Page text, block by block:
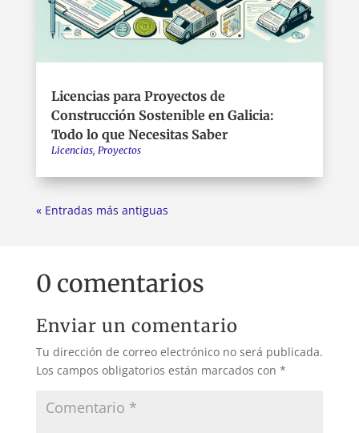
Licencias para Proyectos de
Construcción Sostenible en Galicia:
Todo lo que Necesitas Saber
Licencias, Proyectos
« Entradas más antiguas
0 comentarios
Enviar un comentario
Tu dirección de correo electrónico no será publicada.
Los campos obligatorios están marcados con *